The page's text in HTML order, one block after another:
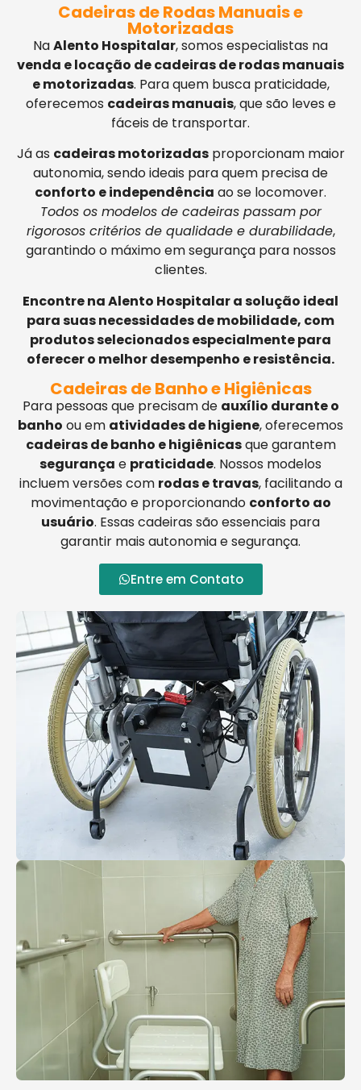
Cadeiras de Rodas Manuais e
Motorizadas
NaAlento Hospitalar, somos especialistas na
venda e locação de cadeiras de rodas manuais
e motorizadas. Para quem busca praticidade,
oferecemos cadeiras manuais, que são leves e
fáceis de transportar.
Já as cadeiras motorizadasproporcionam maior
autonomia, sendo ideais para quem precisa de
conforto e independência ao se locomover.
Todos os modelos de cadeiras passam por
rigorosos critérios de qualidade e durabilidade,
garantindo o máximo em segurança para nossos
clientes.
Encontre na Alento Hospitalar a solução ideal
para suas necessidades de mobilidade, com
produtos selecionados especialmente para
oferecer o melhor desempenho e resistência.
Cadeiras de Banho e Higiênicas
Para pessoas que precisam de auxílio durante o
banho ou em atividades de higiene, oferecemos
cadeiras de banho e higiênicasque garantem
segurança e praticidade. Nossos modelos
incluem versões com rodas e travas, facilitando a
movimentação e proporcionando conforto ao
usuário. Essas cadeiras são essenciais para
garantir mais autonomia e segurança.
Entre em Contato